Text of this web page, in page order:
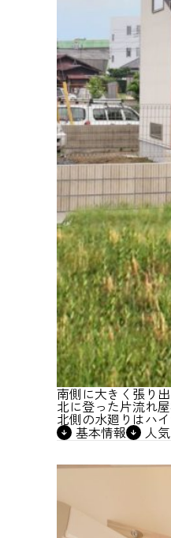
南側に大きく張り
北に登った片流れ
北側の水廻りはハ
基本情報 人